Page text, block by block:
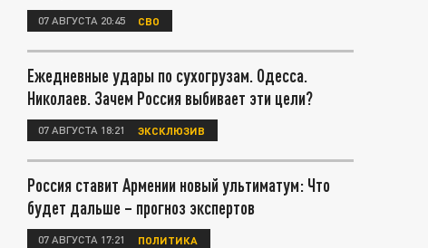
07 АВГУСТА 20:45 СВО
Ежедневные удары по сухогрузам. Одесса.
Николаев. Зачем Россия выбивает эти цели?
07 АВГУСТА 18:21 ЭКСКЛЮЗИВ
Россия ставит Армении новый ультиматум: Что
будет дальше – прогноз экспертов
07 АВГУСТА 17:21 ПОЛИТИКА